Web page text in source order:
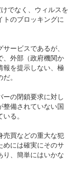
でなく、ウィルスを
トのブロッキングに
ービスであるが、
、外部（政府機関か
報を提示しない、極
。
の閉鎖要求に対し
整備されていない国
る。
売買などの重大な犯
めには確実にそのサ
り、簡単にはいかな